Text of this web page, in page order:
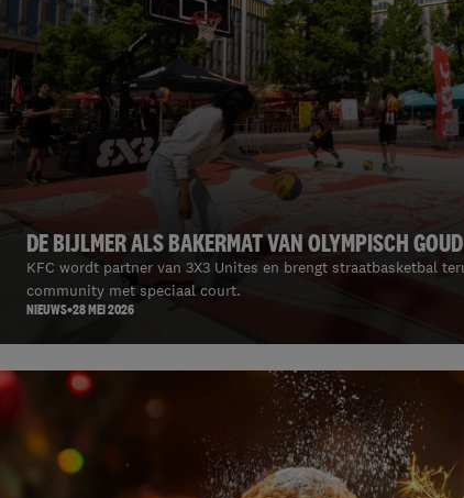
DE BIJLMER ALS BAKERMAT VAN OLYMPISCH GOUD
KFC wordt partner van 3X3 Unites en brengt straatbasketbal
community met speciaal court.
NIEUWS 28 MEI 2026